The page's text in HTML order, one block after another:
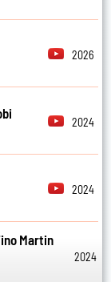
2026
2024
2024
Martin
2024